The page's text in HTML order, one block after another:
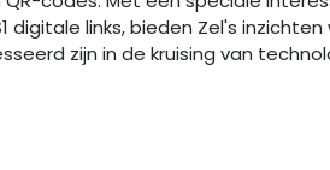
digitale links, bieden Zel's
zijn in de kruising van